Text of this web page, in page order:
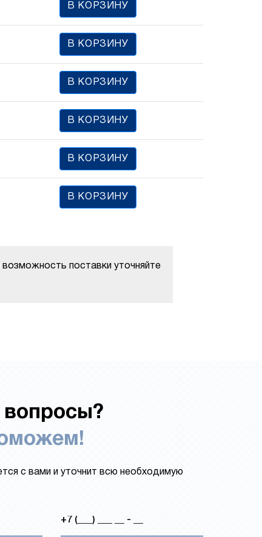
В КОРЗИНУ
В КОРЗИНУ
В КОРЗИНУ
В КОРЗИНУ
В КОРЗИНУ
В КОРЗИНУ
возможность поставки уточняйте
вопросы?
с вами и уточнит всю необходимую